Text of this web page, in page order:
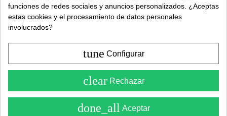
funciones de redes sociales y anuncios personalizados. ¿Aceptas
estas cookies y el procesamiento de datos personales
involucrados?
tune Configurar
clear Rechazar
done_all Aceptar